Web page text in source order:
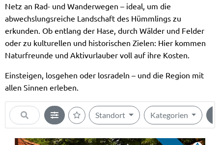
und
Wanderwege
Netz an Rad- und Wanderwegen – ideal, um die
abwechslungsreiche Landschaft des Hümmlings zu
erkunden. Ob entlang der Hase, durch Wälder und Felder
oder zu kulturellen und historischen Zielen: Hier kommen
Naturfreunde und Aktivurlauber voll auf ihre Kosten.
Einsteigen, losgehen oder losradeln – und die Region mit
allen Sinnen erleben.